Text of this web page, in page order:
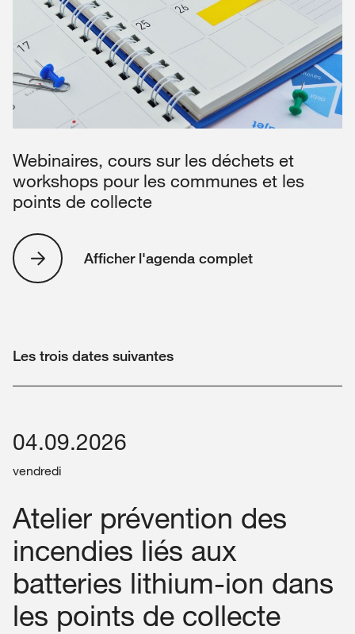
Webinaires, cours sur les déchets et
workshops pour les communes et les
points de collecte
Afficher l'agenda complet
Les trois dates suivantes
04.09.2026
vendredi
Atelier prévention des
incendies liés aux
batteries lithium-ion dans
les points de collecte